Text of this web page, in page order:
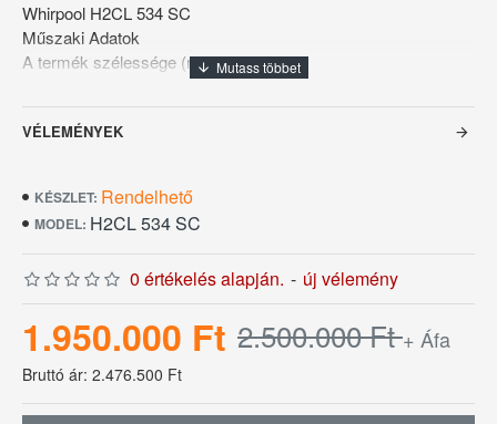
Whirpool H2CL 534 SC
Műszaki Adatok
A termék szélessége (mm): 1181
A termék mélysége (mm): 796
A termék magassága (mm): 1675
A csomagolt termék szélessége (mm): 1300
Nettó súly (kg): 220
Bruttó súly (kg): 231
Feszültség (V): 400/3N
Motorteljesítmény (W): 22200
Az öblítés vízfogyasztása (l): 2
Tulajdonságok:
Maximális edénymagasság (mm): 430
VÉLEMÉNYEK
KÉSZLET: Rendelhető
MODEL: H2CL 534 SC
0 értékelés alapján. - új vélemény
1.950.000 Ft 2.500.000 Ft+ Áfa
Bruttó ár: 2.476.500 Ft